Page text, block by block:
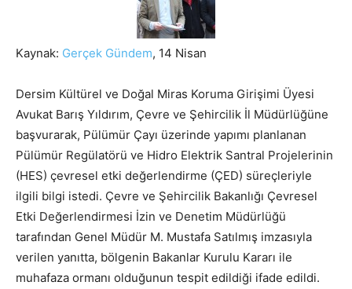
Kaynak: Gerçek Gündem, 14 Nisan
Dersim Kültürel ve Doğal Miras Koruma Girişimi Üyesi
Avukat Barış Yıldırım, Çevre ve Şehircilik İl Müdürlüğüne
başvurarak, Pülümür Çayı üzerinde yapımı planlanan
Pülümür Regülatörü ve Hidro Elektrik Santral Projelerinin
(HES) çevresel etki değerlendirme (ÇED) süreçleriyle
ilgili bilgi istedi. Çevre ve Şehircilik Bakanlığı Çevresel
Etki Değerlendirmesi İzin ve Denetim Müdürlüğü
tarafından Genel Müdür M. Mustafa Satılmış imzasıyla
verilen yanıtta, bölgenin Bakanlar Kurulu Kararı ile
muhafaza ormanı olduğunun tespit edildiği ifade edildi.